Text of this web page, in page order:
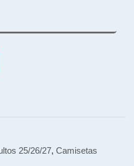
25/26/27, Camisetas